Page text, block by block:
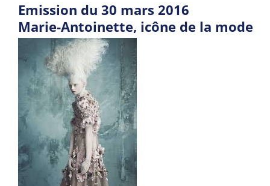
Emission du 30 mars 2016
Marie-Antoinette, icône de la mode